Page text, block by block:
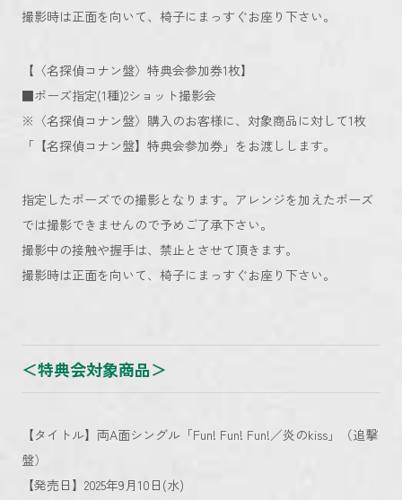
撮影時は正面を向いて、椅子にまっすぐお座り下さい。
【〈名探偵コナン盤〉特典会参加券1枚】
■ポーズ指定(1種)2ショット撮影会
※〈名探偵コナン盤〉購入のお客様に、対象商品に対して1枚
「【名探偵コナン盤】特典会参加券」をお渡しします。
指定したポーズでの撮影となります。アレンジを加えたポーズ
では撮影できませんので予めご了承下さい。
撮影中の接触や握手は、禁止とさせて頂きます。
撮影時は正面を向いて、椅子にまっすぐお座り下さい。
＜特典会対象商品＞
【タイトル】両A面シングル「Fun! Fun! Fun!／炎のkiss」（追撃
盤）
【発売日】2025年9月10日(水)